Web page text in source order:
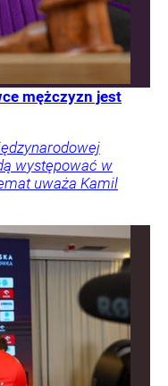
mężczyzn jest
występować w
uważa Kamil